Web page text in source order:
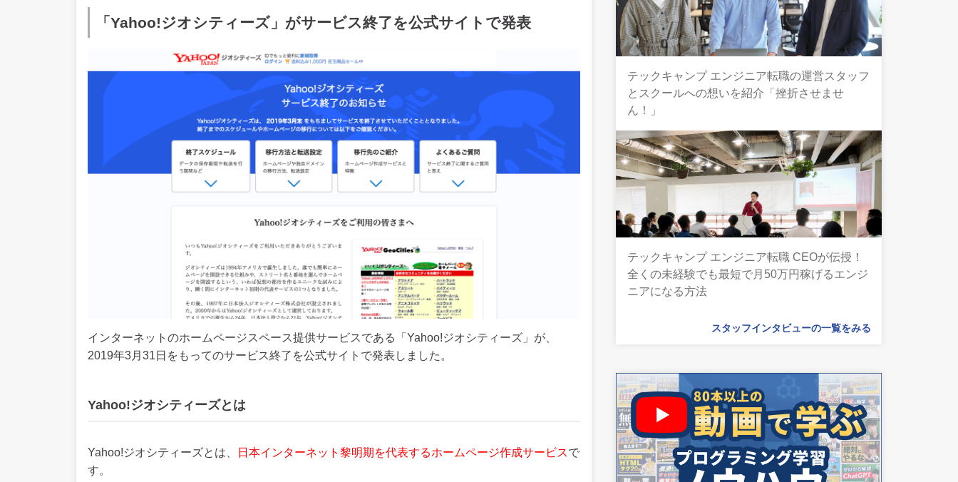
「Yahoo!ジオシティーズ」がサービス終了を公式サイトで発表
インターネットのホームページスペース提供サービスである「Yahoo!ジオシティーズ」が、
2019年3月31日をもってのサービス終了を公式サイトで発表しました。
Yahoo!ジオシティーズとは
Yahoo!ジオシティーズとは、 日本インターネット黎明期を代表するホームページ作成サービスで
す。
テックキャンプ エンジニア転職の運営スタッフ
とスクールへの想いを紹介「挫折させませ
ん！」
テックキャンプ エンジニア転職 CEOが伝授！
全くの未経験でも最短で月50万円稼げるエンジ
ニアになる方法
スタッフインタビューの一覧をみる